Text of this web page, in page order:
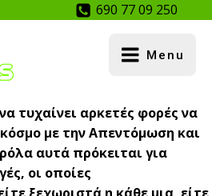
690 77 09 250
Menu
τυχαίνει αρκετές φορές να
με την Απεντόμωση και
αυτά πρόκειται για
οι οποίες